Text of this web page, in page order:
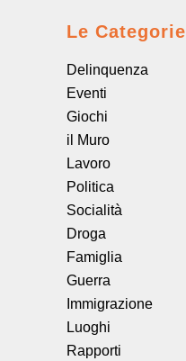
Le Categorie
Delinquenza
Eventi
Giochi
il Muro
Lavoro
Politica
Socialità
Droga
Famiglia
Guerra
Immigrazione
Luoghi
Rapporti